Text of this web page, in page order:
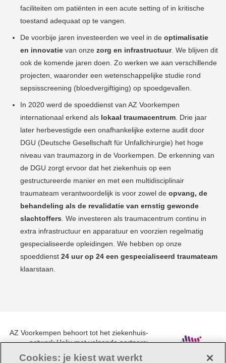
faciliteiten om patiënten in een acute setting of in kritische
toestand adequaat op te vangen.
De voorbije jaren investeerden we veel in de optimalisatie
en innovatie van onze zorg en infrastructuur. We blijven dit
ook de komende jaren doen. Zo werken we aan verschillende
projecten, waaronder een wetenschappelijke studie rond
sepsisscreening (bloedvergiftiging) op spoedgevallen.
In 2020 werd de spoeddienst van AZ Voorkempen
internationaal erkend als lokaal traumacentrum . Drie jaar
later herbevestigde een onafhankelijke externe audit door
DGU (Deutsche Gesellschaft für Unfallchirurgie) het hoge
niveau van traumazorg in de Voorkempen. De erkenning van
de DGU zorgt ervoor dat het ziekenhuis op een
gestructureerde manier en met een multidisciplinair
traumateam verantwoordelijk is voor zowel de opvang, de
behandeling als de revalidatie van ernstig gewonde
slachtoffers We investeren als traumacentrum continu in
extra infrastructuur en apparatuur en voorzien regelmatig
gespecialiseerde opleidingen. We hebben op onze
spoeddienst 24 uur op 24 een gespecialiseerd traumateam
klaarstaan.
AZ Voorkempen behoort tot het ziekenhuis-
netwerk Helix met volgende partners:
Cookies: je kiest wat werkt